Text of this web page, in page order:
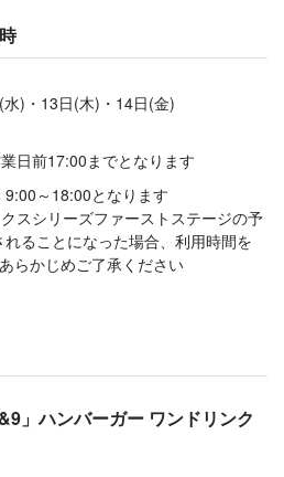
)・13日(木)・14日(金)
日前17:00までとなります
～18:00となります
スシリーズファーストステージの予
ることになった場合、利用時間を
らかじめご了承ください
」ハンバーガー ワンドリンク